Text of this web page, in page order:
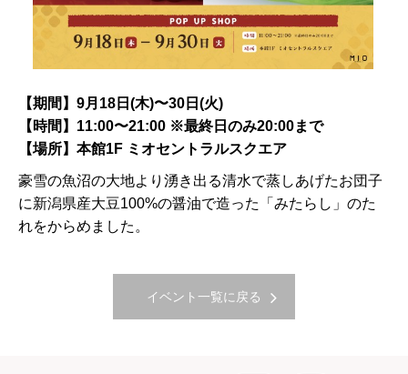
【期間】9月18日(木)〜30日(火)
【時間】11:00〜21:00 ※最終日のみ20:00まで
【場所】本館1F ミオセントラルスクエア
豪雪の魚沼の大地より湧き出る清水で蒸しあげたお団子
に新潟県産大豆100%の醤油で造った「みたらし」のた
れをからめました。
イベント一覧に戻る